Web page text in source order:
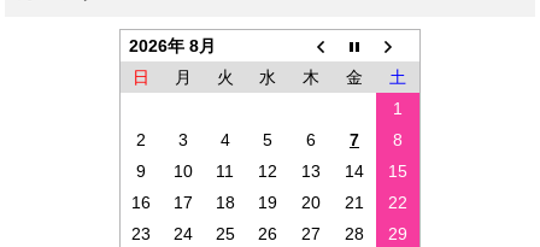
2026年 8月
日
月 火 水 木 金
土
1
2
3 4 5 6 7
8
9
10 11 12 13 14
15
16
17 18 19 20 21
22
23
24 25 26 27 28 29